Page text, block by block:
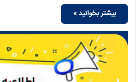
بیشتر بخوانید »